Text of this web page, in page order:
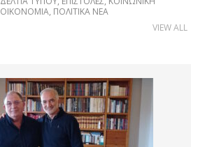
ΟΙΚΟΝΟΜΊΑ, ΠΟΛΙΤΙΚΆ ΝΈΑ
VIEW ALL